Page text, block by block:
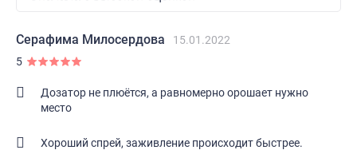
Серафима Милосердова
15.01.2022
5
Дозатор не плюётся, а равномерно орошает нужно
место
Хороший спрей, заживление происходит быстрее.